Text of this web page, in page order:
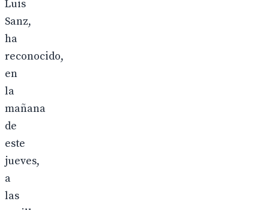
Luis
Sanz,
ha
reconocido,
en
la
mañana
de
este
jueves,
a
las